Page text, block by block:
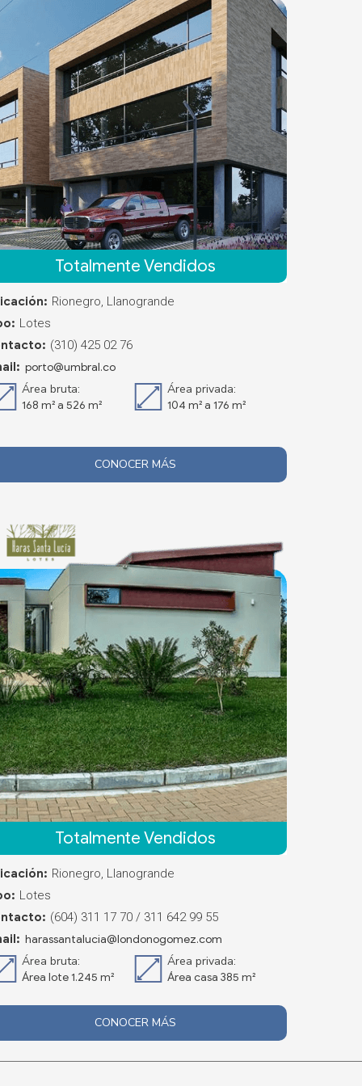
Totalmente Vendidos
Rionegro, Llanogrande
Lotes
(310) 425 02 76
porto@umbral.co
Área bruta:
168 m² a 526 m²
Área privada:
104 m² a 176 m²
CONOCER MÁS
Totalmente Vendidos
Rionegro, Llanogrande
Lotes
(604) 311 17 70 / 311 642 99 55
harassantalucia@londonogomez.com
Área bruta:
Área lote 1.245 m²
Área privada:
Área casa 385 m²
CONOCER MÁS